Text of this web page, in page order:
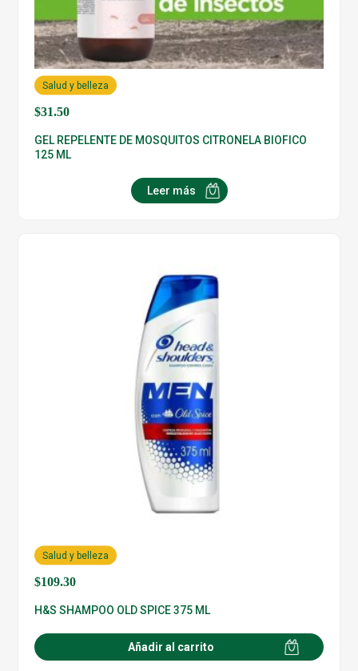
$31.50
Salud y belleza
GEL REPELENTE DE MOSQUITOS CITRONELA BIOFICO
125 ML
Leer más
$109.30
Salud y belleza
H&S SHAMPOO OLD SPICE 375 ML
Añadir al carrito